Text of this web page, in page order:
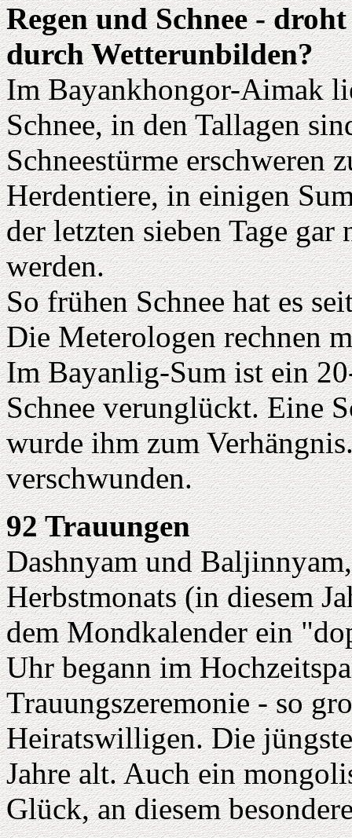
Regen und Schnee -
durch Wetterunbilden?
Im Bayankhongor-Aimak
Schnee, in den Tallagen
Schneestürme erschweren
Herdentiere, in einigen
der letzten sieben Tage
werden.
So frühen Schnee hat es
Die Meterologen rechnen
Im Bayanlig-Sum ist ein
Schnee verunglückt. Eine
wurde ihm zum
verschwunden.
92 Trauungen
Dashnyam und
Herbstmonats (in diesem
dem Mondkalender ein
Uhr begann im
Trauungszeremonie - so
Heiratswilligen. Die
Jahre alt. Auch ein
Glück, an diesem